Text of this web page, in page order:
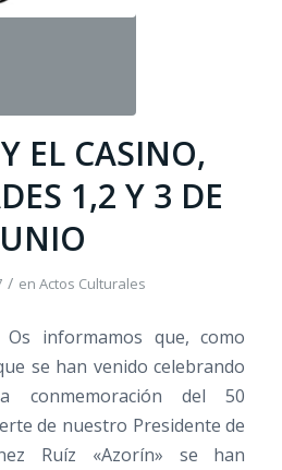
EL CASINO,
1,2 Y 3 DE
/ en Actos Culturales
Os informamos que, como
se han venido celebrando
del 50
de nuestro Presidente de
Ruíz «Azorín» se han